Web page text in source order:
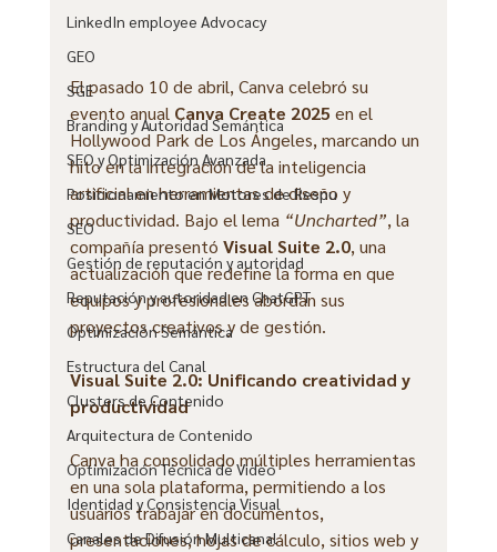
LinkedIn employee Advocacy
GEO
SGE
Branding y Autoridad Semántica
SEO y Optimización Avanzada
Posicionamiento en Motores de Respu
SEO
Gestión de reputación y autoridad
Reputación y autoridad en ChatGPT
Optimización Semántica
Estructura del Canal
Clusters de Contenido
Arquitectura de Contenido
Optimización Técnica de Video
Identidad y Consistencia Visual
Canales de Difusión Multicanal
El pasado 10 de abril, Canva celebró su
evento anual Canva Create 2025 en el
Hollywood Park de Los Ángeles, marcando un
hito en la integración de la inteligencia
artificial en herramientas de diseño y
productividad. Bajo el lema “Uncharted”, la
compañía presentó Visual Suite 2.0, una
actualización que redefine la forma en que
equipos y profesionales abordan sus
proyectos creativos y de gestión.
Visual Suite 2.0: Unificando creatividad y
productividad
Canva ha consolidado múltiples herramientas
en una sola plataforma, permitiendo a los
usuarios trabajar en documentos,
presentaciones, hojas de cálculo, sitios web y